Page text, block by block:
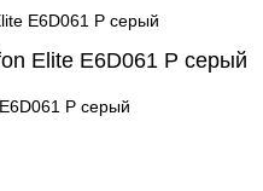
E6D061 P серый
Elite E6D061 P серый